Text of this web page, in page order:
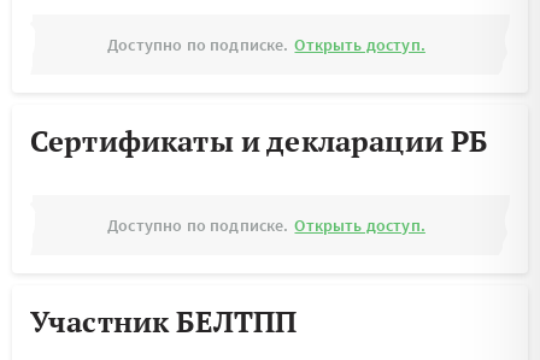
Доступно по подписке. Открыть доступ.
Сертификаты и декларации РБ
Доступно по подписке. Открыть доступ.
Участник БЕЛТПП